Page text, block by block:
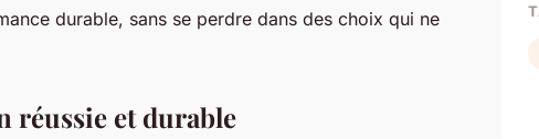
durable, sans se perdre dans des choix qui ne
réussie et durable